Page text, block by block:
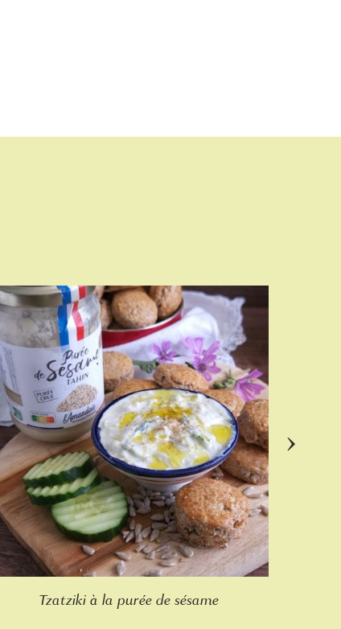
Tzatziki à la purée de sésame
›